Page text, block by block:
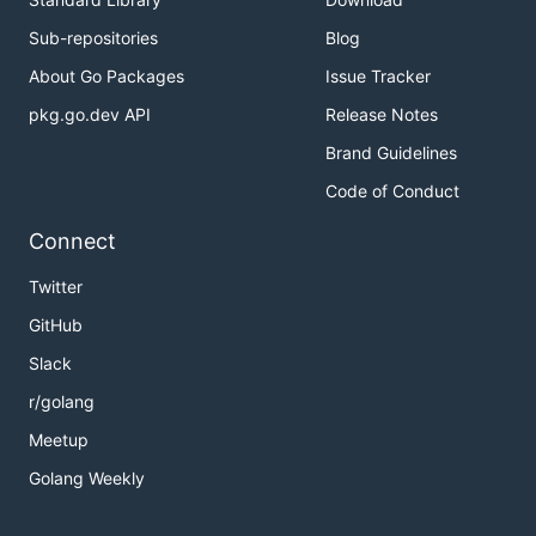
Github:@Antonio-Costa00
Linkedin:
Contributing
Contributions, issues and feature requests are
Show your support
Give a ⭐️ if this project helped you!
License
This project is
Sub-repositories
About Go Packages
pkg.go.dev API
Blog
Issue Tracker
Release Notes
Brand Guidelines
Code of Conduct
Connect
Twitter
GitHub
Slack
r/golang
Meetup
Golang Weekly